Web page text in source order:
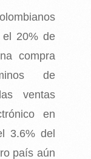
20% de
compra
de
ventas
en
3.6% del
país aún